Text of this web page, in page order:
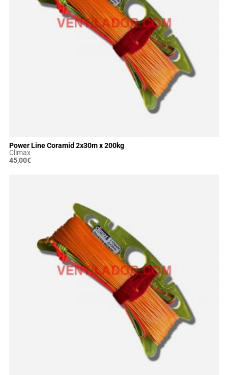
Power Line Coramid 2x30m x 200kg
Climax
45,00€